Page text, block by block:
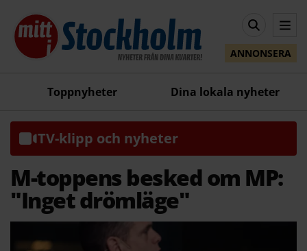
ANNONSERA
Toppnyheter Dina lokala nyheter
TV-klipp och nyheter
M-toppens besked om MP:
"Inget drömläge"